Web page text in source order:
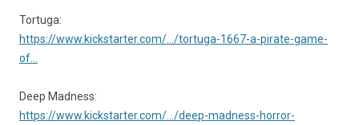
Tortuga:
https://www.kickstarter.com/…/tortuga-1667-a-pirate-game-
of…
Deep Madness:
https://www.kickstarter.com/…/deep-madness-horror-